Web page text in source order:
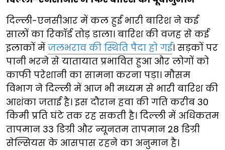
दिल्ली-एनसीआर में कल हुई भारी बारिश ने कई
सालों का रिकॉर्ड तोड़ डाला। बारिश की वजह से कई
इलाकों में जलभराव की स्थिति पैदा हो गई। सड़कों पर
पानी भरने से यातायात प्रभावित हुआ और लोगों को
काफी परेशानी का सामना करना पड़ा। मौसम
विभाग ने दिल्ली में आज भी मध्यम से भारी बारिश की
आशंका जताई है। इस दौरान हवा की गति करीब 30
किमी प्रति घंटे तक रह सकती है। दिल्ली में अधिकतम
तापमान 33 डिग्री और न्यूनतम तापमान 28 डिग्री
सेल्सियस के आसपास रहने का अनुमान है।